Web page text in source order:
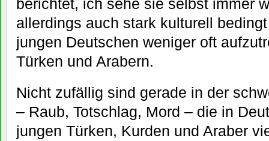
allerdings auch stark kulturell
jungen Deutschen weniger oft
Türken und Arabern.
Nicht zufällig sind gerade in der
– Raub, Totschlag, Mord – die in
jungen Türken, Kurden und Araber